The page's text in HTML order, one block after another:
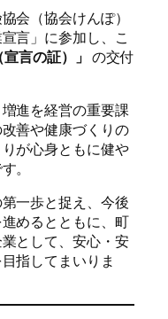
会（協会けんぽ）
言」に参加し、こ
言の証）」 の交付
進を経営の重要課
善や健康づくりの
が心身ともに健や
。
一歩と捉え、今後
めるとともに、町
として、安心・安
指してまいりま